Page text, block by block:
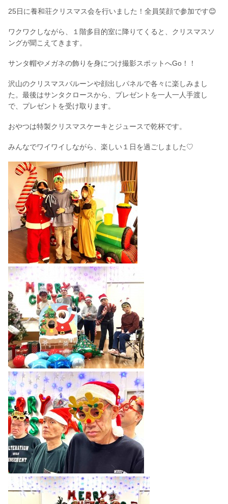
25日に養和荘クリスマス会を行いました！全員笑顔で参加です😊
ワクワクしながら、１階多目的室に降りてくると、クリスマスソ
ングが聞こえてきます。
サンタ帽やメガネの飾りを身につけ撮影スポットへGo！！
沢山のクリスマスバルーンや顔出しパネルで各々に楽しみまし
た。最後はサンタクロースから、プレゼントを一人一人手渡し
で、プレゼントを受け取ります。
おやつは特製クリスマスケーキとジュースで乾杯です。
みんなでワイワイしながら、楽しい１日を過ごしました♡